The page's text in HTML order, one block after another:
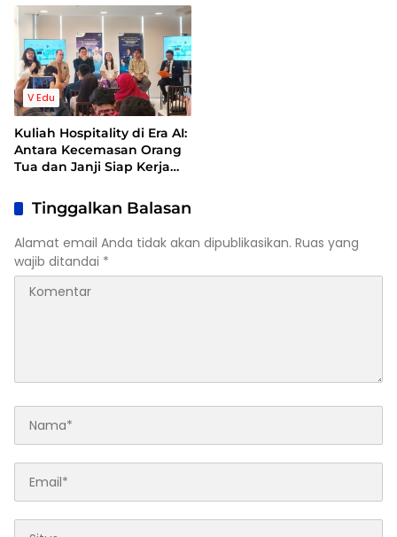
V Edu
Kuliah Hospitality di Era AI:
Antara Kecemasan Orang
Tua dan Janji Siap Kerja
Tinggalkan Balasan
Alamat email Anda tidak akan dipublikasikan. Ruas yang
wajib ditandai *